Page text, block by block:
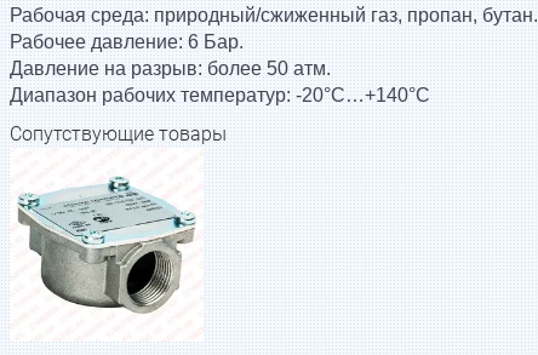
Рабочая среда: природный/сжиженный газ, пропан, бутан.
Рабочее давление: 6 Бар.
Давление на разрыв: более 50 атм.
Диапазон рабочих температур: -20°С…+140°С
Сопутствующие товары